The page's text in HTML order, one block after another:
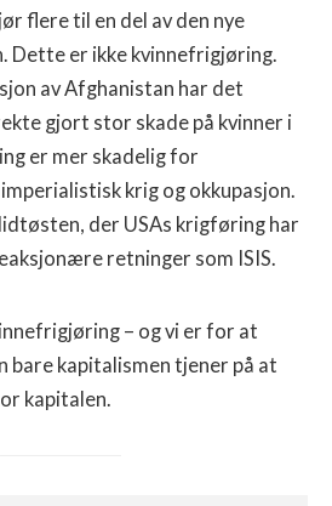
flere til en del av den nye
Dette er ikke kvinnefrigjøring.
av Afghanistan har det
gjort stor skade på kvinner i
er mer skadelig for
krig og okkupasjon.
der USAs krigføring har
retninger som ISIS.
– og vi er for at
bare kapitalismen tjener på at
kapitalen.